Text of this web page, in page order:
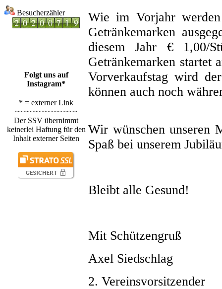
Besucherzähler
Folgt uns auf
Instagram*
* = externer Link
~~~~~~~~~~~~~~
Der SSV übernimmt
keinerlei Haftung für den
Inhalt externer Seiten
Wie im Vorjahr
Getränkemarken
diesem Jahr € 1,00/
Getränkemarken startet
Vorverkaufstag wird
können auch noch
Wir wünschen unseren
Spaß bei unserem
Bleibt alle Gesund!
Mit Schützengruß
Axel Siedschlag
2. Vereinsvorsitzender